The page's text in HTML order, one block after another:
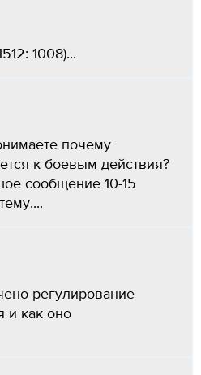
1008)...
почему
к боевым действия?
сообщение 10-15
регулирование
и как оно